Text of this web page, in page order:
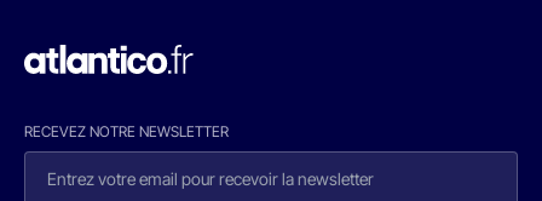
RECEVEZ NOTRE NEWSLETTER